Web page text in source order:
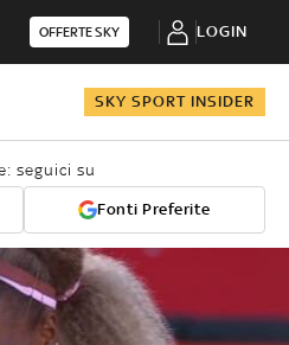
OFFERTE SKY LOGIN
SKY SPORT INSIDER
seguici su
Fonti Preferite